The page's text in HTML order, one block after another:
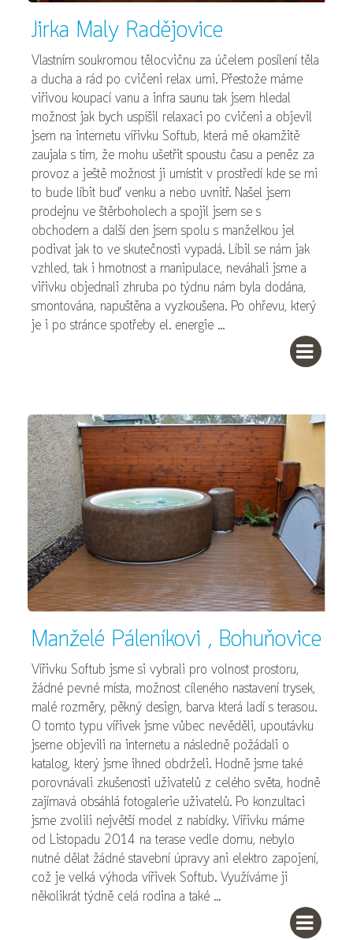
Jirka Maly Radějovice
Vlastním soukromou tělocvičnu za účelem posílení těla
a ducha a rád po cvičeni relax umi. Přestože máme
viřivou koupací vanu a infra saunu tak jsem hledal
možnost jak bych uspíšil relaxaci po cvičeni a objevil
jsem na internetu vířivku Softub, která mě okamžitě
zaujala s tím, že mohu ušetřit spoustu času a peněz za
provoz a ještě možnost ji umístit v prostředí kde se mi
to bude líbit buď venku a nebo uvnitř. Našel jsem
prodejnu ve štěrboholech a spojil jsem se s
obchodem a další den jsem spolu s manželkou jel
podivat jak to ve skutečnosti vypadá. Líbil se nám jak
vzhled, tak i hmotnost a manipulace, neváhali jsme a
viřivku objednali zhruba po týdnu nám byla dodána,
smontována, napuštěna a vyzkoušena. Po ohřevu, který
je i po stránce spotřeby el. energie ...
Manželé Páleníkovi , Bohuňovice
Vířivku Softub jsme si vybrali pro volnost prostoru,
žádné pevné místa, možnost cíleného nastavení trysek,
malé rozměry, pěkný design, barva která ladí s terasou.
O tomto typu vířivek jsme vůbec nevěděli, upoutávku
jseme objevili na internetu a následně požádali o
katalog, který jsme ihned obdrželi. Hodně jsme také
porovnávali zkušenosti uživatelů z celého světa, hodně
zajímavá obsáhlá fotogalerie uživatelů. Po konzultaci
jsme zvolili největší model z nabídky. Vířivku máme
od Listopadu 2014 na terase vedle domu, nebylo
nutné dělat žádné stavební úpravy ani elektro zapojení,
což je velká výhoda vířivek Softub. Využíváme ji
několikrát týdně celá rodina a také ...